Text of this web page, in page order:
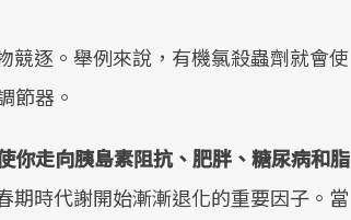
競逐。舉例來說，有機氯殺蟲劑就會使
節器。
你走向胰島素阻抗、肥胖、糖尿病和脂
期時代謝開始漸漸退化的重要因子。當